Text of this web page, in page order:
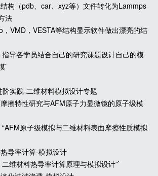
构（pdb、car、xyz等）文件转化为Lammps
法
VMD，VESTA等结构显示软件做出漂亮的结
导各学员结合自己的研究课题设计自己的模
`
实践-二维材料模拟设计专题
擦特性研究与AFM原子力显微镜的原子级模
原子级模拟与二维材料表面摩擦性质模拟
导率计算-模拟设计
维材料热导率计算原理与模拟设计”`